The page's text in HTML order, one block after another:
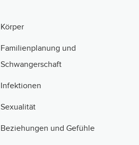
Körper
Familienplanung und
Schwangerschaft
Infektionen
Sexualität
Beziehungen und Gefühle